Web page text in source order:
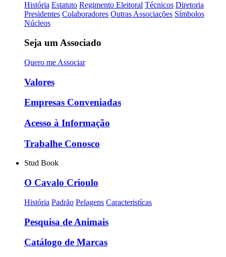
História Estatuto Regimento Eleitoral Técnicos Diretoria
Presidentes Colaboradores Outras Associações Símbolos
Núcleos
Seja um Associado
Quero me Associar
Valores
Empresas Conveniadas
Acesso à Informação
Trabalhe Conosco
Stud Book
O Cavalo Crioulo
História Padrão Pelagens Caracteristícas
Pesquisa de Animais
Catálogo de Marcas